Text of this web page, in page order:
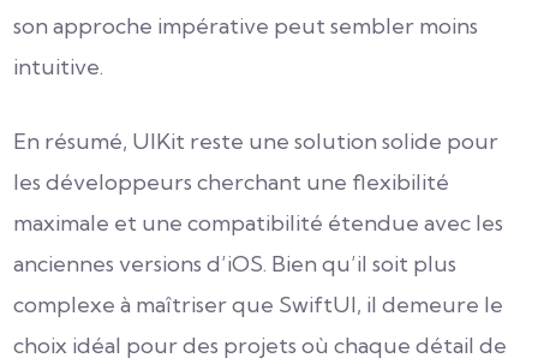
son approche impérative peut sembler moins
intuitive.
En résumé, UIKit reste une solution solide pour
les développeurs cherchant une flexibilité
maximale et une compatibilité étendue avec les
anciennes versions d’iOS. Bien qu’il soit plus
complexe à maîtriser que SwiftUI, il demeure le
choix idéal pour des projets où chaque détail de